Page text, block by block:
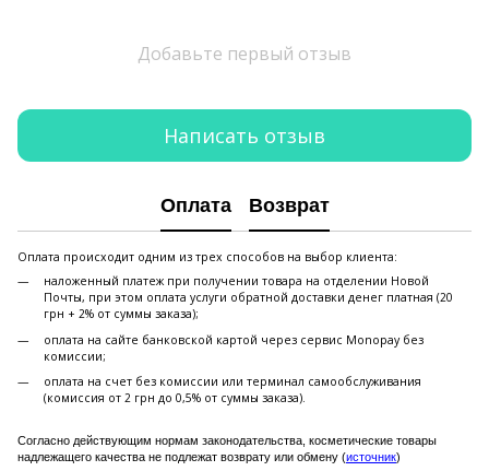
Добавьте первый отзыв
Написать отзыв
Оплата Возврат
Оплата происходит одним из трех способов на выбор клиента:
наложенный платеж при получении товара на отделении Новой
Почты, при этом оплата услуги обратной доставки денег платная (20
грн + 2% от суммы заказа);
оплата на сайте банковской картой через сервис Monopay без
комиссии;
оплата на счет без комиссии или терминал самообслуживания
(комиссия от 2 грн до 0,5% от суммы заказа).
Согласно действующим нормам законодательства, косметические товары
надлежащего качества не подлежат возврату или обмену (источник)